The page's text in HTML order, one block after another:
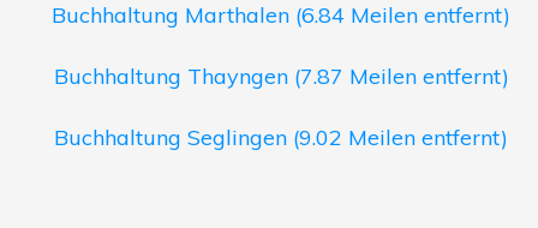
Buchhaltung Marthalen (6.84 Meilen entfernt)
Buchhaltung Thayngen (7.87 Meilen entfernt)
Buchhaltung Seglingen (9.02 Meilen entfernt)